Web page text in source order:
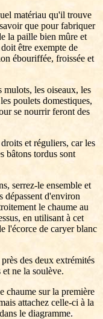
matériau qu'il trouve
que pour fabriquer
la paille bien mûre et
être exempte de
ébouriffée, froissée et
mulots, les oiseaux, les
poulets domestiques,
se nourrir feront des
et réguliers, car les
bâtons tordus sont
serrez-le ensemble et
dépassent d'environ
le chaume au
en utilisant à cet
l'écorce de caryer blanc
des deux extrémités
ne la soulève.
chaume sur la première
attachez celle-ci à la
le diagramme.